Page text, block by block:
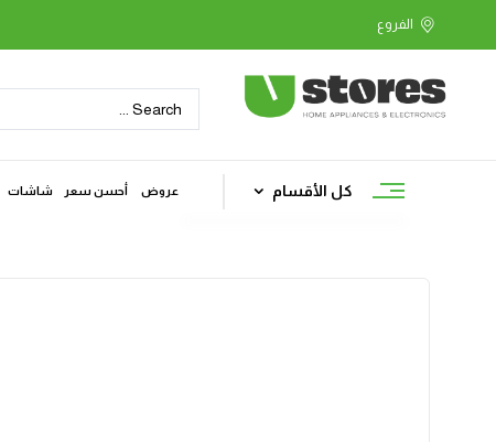
كل الأقسام عروض أحسن سعر شاشات